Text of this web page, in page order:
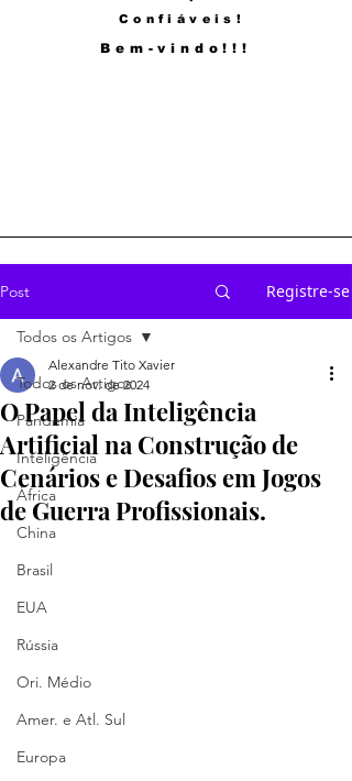
Confiáveis!
Bem-vindo!!!
Post Registre-se
Todos os Artigos
Pandemia
Inteligência
África
China
Brasil
EUA
Rússia
Ori. Médio
Amer. e Atl. Sul
Europa
Todos os Artigos
O Papel da Inteligência
Artificial na Construção de
Cenários e Desafios em Jogos
de Guerra Profissionais.
Alexandre Tito Xavier
2 de nov. de 2024